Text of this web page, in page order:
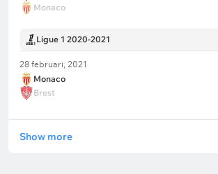
Monaco
Ligue 1 2020-2021
28 februari, 2021
Monaco
Brest
Show more